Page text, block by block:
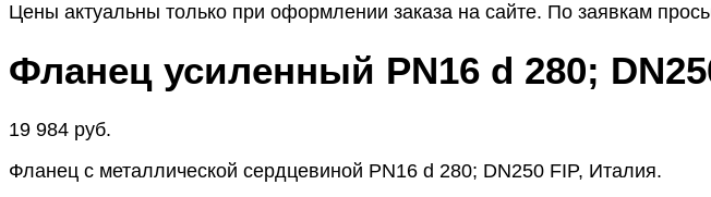
Цены актуальны только при оформлении заказа на сайте. По заявкам
Фланец усиленный PN16 d 280;
19 984 руб.
Фланец с металлической сердцевиной PN16 d 280; DN250 FIP, Италия.